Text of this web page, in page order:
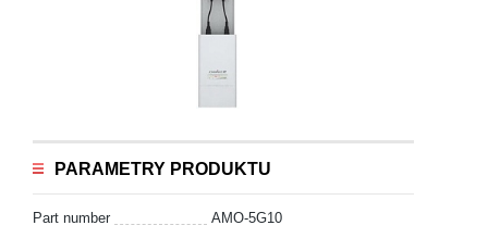
PARAMETRY PRODUKTU
Part number AMO-5G10